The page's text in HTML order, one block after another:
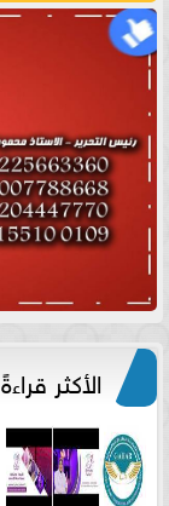
الأكثر قراءةً